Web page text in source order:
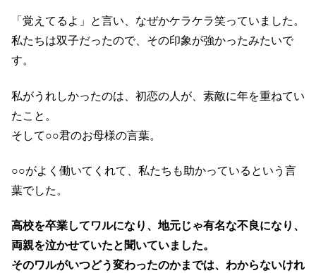
「覚えてるよ」と言い、なぜかケラケラ笑っていました。
私たちは双子だったので、その印象が強かったみたいで
す。
私がうれしかったのは、初恋の人が、素敵に年を重ねてい
たこと。
そして○○君のお母様の言葉。
○○がよく働いてくれて、私たちも助かっているという言
葉でした。
高校を卒業してワルになり、地元じゃ有名な不良になり、
両親を泣かせていたと聞いていました。
そのワルがいつどう変わったのかまでは、わからないけれ